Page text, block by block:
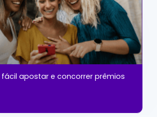
apostar e concorrer prêmios